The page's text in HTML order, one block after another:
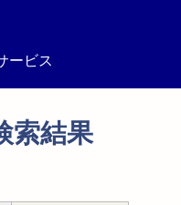
ービス
索結果